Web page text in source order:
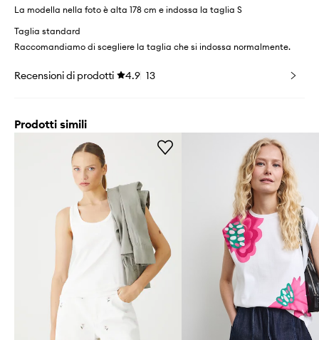
La modella nella foto è alta 178 cm e indossa la taglia S
Taglia standard
Raccomandiamo di scegliere la taglia che si indossa normalmente.
Recensioni di prodotti 4.9 13
Prodotti simili